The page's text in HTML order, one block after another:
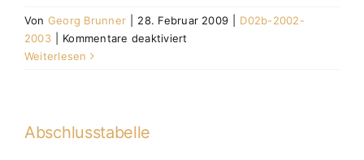
Von Georg Brunner 28. Februar 2009
D02b-2002-
2003
Kommentare deaktiviert
Weiterlesen
Abschlusstabelle